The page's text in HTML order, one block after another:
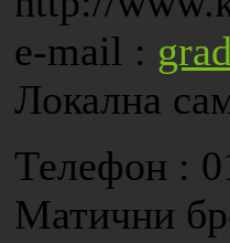
e-mail :
Локална
Телефон :
Матични